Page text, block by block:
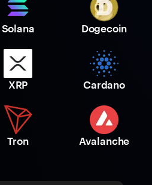
Solana Dogecoin
XRP Cardano
Tron Avalanche